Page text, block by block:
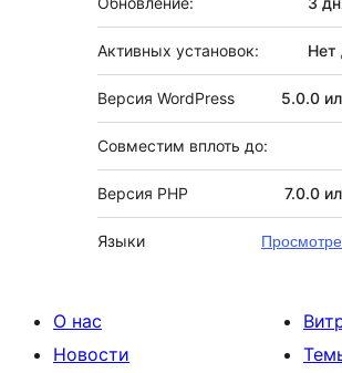
Активных установок: Нет
Версия WordPress 5.0.0
Совместим вплоть до:
Версия PHP 7.0.0
Языки
О нас
Новости